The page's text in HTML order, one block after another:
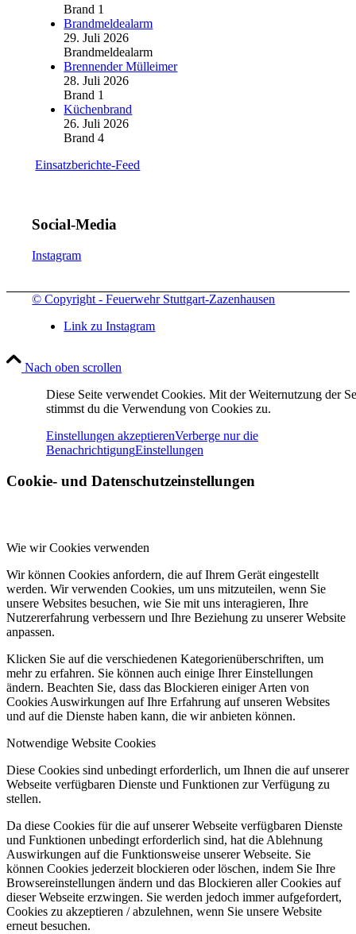
Brand 1
Brandmeldealarm
29. Juli 2026
Brandmeldealarm
Brennender Mülleimer
28. Juli 2026
Brand 1
Küchenbrand
26. Juli 2026
Brand 4
Einsatzberichte-Feed
Social-Media
Instagram
© Copyright - Feuerwehr Stuttgart-Zazenhausen
Link zu Instagram
Nach oben scrollen
Diese Seite verwendet Cookies. Mit der Weiternutzung der
stimmst du die Verwendung von Cookies zu.
Einstellungen akzeptierenVerberge nur die
BenachrichtigungEinstellungen
Cookie- und Datenschutzeinstellungen
Wie wir Cookies verwenden
Wir können Cookies anfordern, die auf Ihrem Gerät eingestellt
werden. Wir verwenden Cookies, um uns mitzuteilen, wenn Sie
unsere Websites besuchen, wie Sie mit uns interagieren, Ihre
Nutzererfahrung verbessern und Ihre Beziehung zu unserer Website
anpassen.
Klicken Sie auf die verschiedenen Kategorienüberschriften, um
mehr zu erfahren. Sie können auch einige Ihrer Einstellungen
ändern. Beachten Sie, dass das Blockieren einiger Arten von
Cookies Auswirkungen auf Ihre Erfahrung auf unseren Websites
und auf die Dienste haben kann, die wir anbieten können.
Notwendige Website Cookies
Diese Cookies sind unbedingt erforderlich, um Ihnen die auf unserer
Webseite verfügbaren Dienste und Funktionen zur Verfügung zu
stellen.
Da diese Cookies für die auf unserer Webseite verfügbaren Dienste
und Funktionen unbedingt erforderlich sind, hat die Ablehnung
Auswirkungen auf die Funktionsweise unserer Webseite. Sie
können Cookies jederzeit blockieren oder löschen, indem Sie Ihre
Browsereinstellungen ändern und das Blockieren aller Cookies auf
dieser Webseite erzwingen. Sie werden jedoch immer aufgefordert,
Cookies zu akzeptieren / abzulehnen, wenn Sie unsere Website
erneut besuchen.